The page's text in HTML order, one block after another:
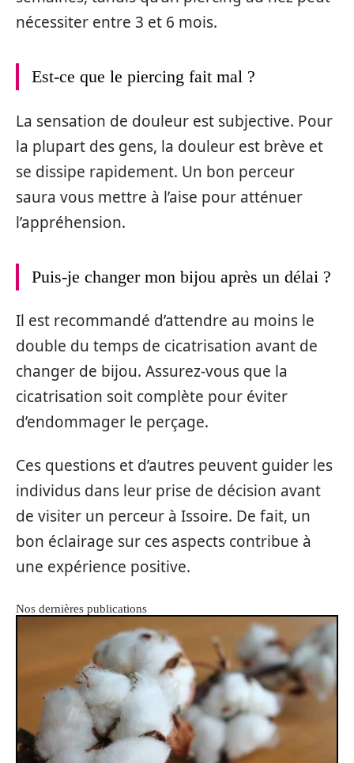
nécessiter entre 3 et 6 mois.
Est-ce que le piercing fait mal ?
La sensation de douleur est subjective. Pour
la plupart des gens, la douleur est brève et
se dissipe rapidement. Un bon perceur
saura vous mettre à l’aise pour atténuer
l’appréhension.
Puis-je changer mon bijou après un délai ?
Il est recommandé d’attendre au moins le
double du temps de cicatrisation avant de
changer de bijou. Assurez-vous que la
cicatrisation soit complète pour éviter
d’endommager le perçage.
Ces questions et d’autres peuvent guider les
individus dans leur prise de décision avant
de visiter un perceur à Issoire. De fait, un
bon éclairage sur ces aspects contribue à
une expérience positive.
Nos dernières publications